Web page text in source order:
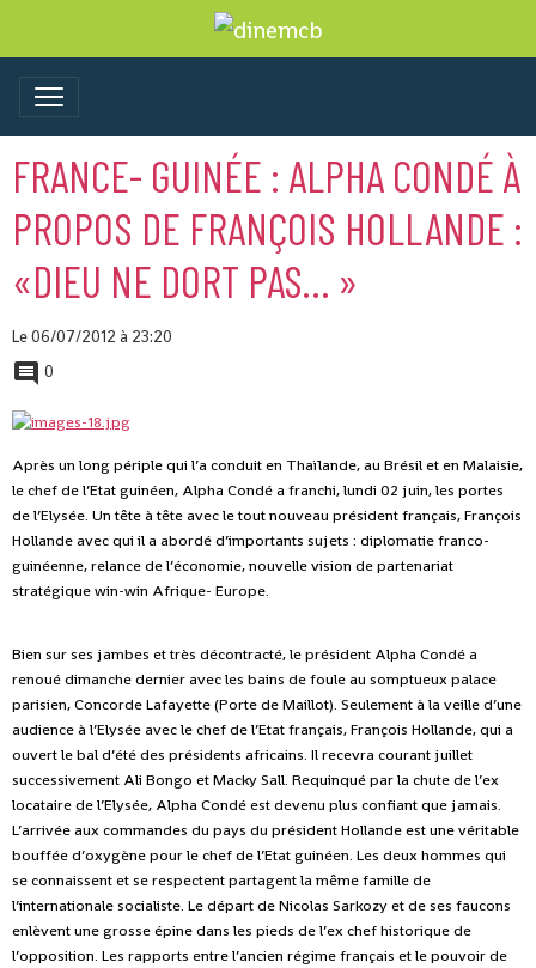
FRANCE- GUINÉE : ALPHA CONDÉ À
PROPOS DE FRANÇOIS HOLLANDE :
«DIEU NE DORT PAS… »
Le 06/07/2012 à 23:20
0
Après un long périple qui l’a conduit en Thaïlande, au Brésil et en Malaisie,
le chef de l’Etat guinéen, Alpha Condé a franchi, lundi 02 juin, les portes
de l’Elysée. Un tête à tête avec le tout nouveau président français, François
Hollande avec qui il a abordé d’importants sujets : diplomatie franco-
guinéenne, relance de l’économie, nouvelle vision de partenariat
stratégique win-win Afrique- Europe.
Bien sur ses jambes et très décontracté, le président Alpha Condé a
renoué dimanche dernier avec les bains de foule au somptueux palace
parisien, Concorde Lafayette (Porte de Maillot). Seulement à la veille d’une
audience à l’Elysée avec le chef de l’Etat français, François Hollande, qui a
ouvert le bal d’été des présidents africains. Il recevra courant juillet
successivement Ali Bongo et Macky Sall. Requinqué par la chute de l’ex
locataire de l’Elysée, Alpha Condé est devenu plus confiant que jamais.
L’arrivée aux commandes du pays du président Hollande est une véritable
bouffée d’oxygène pour le chef de l’Etat guinéen. Les deux hommes qui
se connaissent et se respectent partagent la même famille de
l’internationale socialiste. Le départ de Nicolas Sarkozy et de ses faucons
enlèvent une grosse épine dans les pieds de l’ex chef historique de
l’opposition. Les rapports entre l’ancien régime français et le pouvoir de